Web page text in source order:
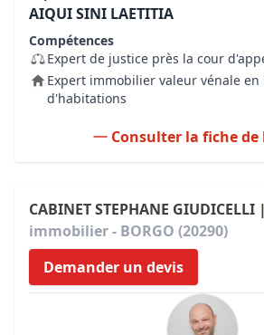
AIQUI SINI LAETITIA
Compétences
Expert de justice près la cour
Expert immobilier valeur vénale en
d'habitations
Consulter la fiche de
CABINET STEPHANE GIUDICELLI |
immobilier - BORGO (20290)
Demander un devis